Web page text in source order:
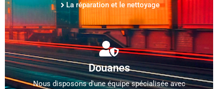
La réparation et le nettoyage
Douanes
Nous disposons d'une équipe spécialisée avec